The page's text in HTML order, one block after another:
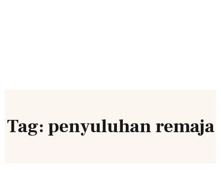
Tag: penyuluhan remaja